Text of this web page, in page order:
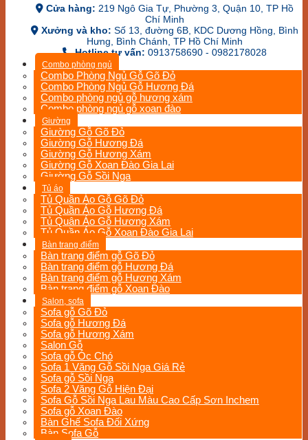
Cửa hàng: 219 Ngô Gia Tự, Phường 3, Quận 10, TP Hồ
Chí Minh
Xưởng và kho: Số 13, đường 6B, KDC Dương Hồng, Bình
Hưng, Bình Chánh, TP Hồ Chí Minh
Hotline tư vấn: 0913758690 - 0982178028
Combo phòng ngủ
Combo Phòng Ngủ Gỗ Gõ Đỏ
Combo Phòng Ngủ Gỗ Hương Đá
Combo phòng ngủ gỗ hương xám
Combo phòng ngủ gỗ xoan đào
Giường
Giường Gỗ Gõ Đỏ
Giường Gỗ Hương Đá
Giường Gỗ Hương Xám
Giường Gỗ Xoan Đào Gia Lai
Giường Gỗ Sồi Nga
Tủ áo
Tủ Quần Áo Gỗ Gõ Đỏ
Tủ Quần Áo Gỗ Hương Đá
Tủ Quân Áo Gỗ Hương Xám
Tủ Quần Áo Gỗ Xoan Đào Gia Lai
Bàn trang điểm
Bàn trang điểm gỗ Gõ Đỏ
Bàn trang điểm gỗ Hương Đá
Bàn trang điểm gỗ Hương Xám
Bàn trang điểm gỗ Xoan Đào
Salon, sofa
Sofa gỗ Gõ Đỏ
Sofa gỗ Hương Đá
Sofa gỗ Hương Xám
Salon Gỗ
Sofa gỗ Óc Chó
Sofa 1 Văng Gỗ Sồi Nga Giá Rẻ
Sofa gỗ Sồi Nga
Sofa 2 Văng Gỗ Hiện Đại
Sofa Gỗ Sồi Nga Lau Màu Cao Cấp Sơn Inchem
Sofa gỗ Xoan Đào
Bàn Ghế Sofa Đối Xứng
Bàn Sofa Gỗ